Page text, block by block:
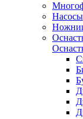
Насосы